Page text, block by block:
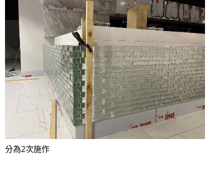
分為2次施作